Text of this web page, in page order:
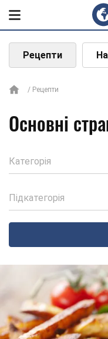
Рецепти
Рецепти
Основні
Категорія
Підкатегорія